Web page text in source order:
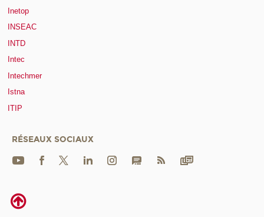
Inetop
INSEAC
INTD
Intec
Intechmer
Istna
ITIP
RÉSEAUX SOCIAUX